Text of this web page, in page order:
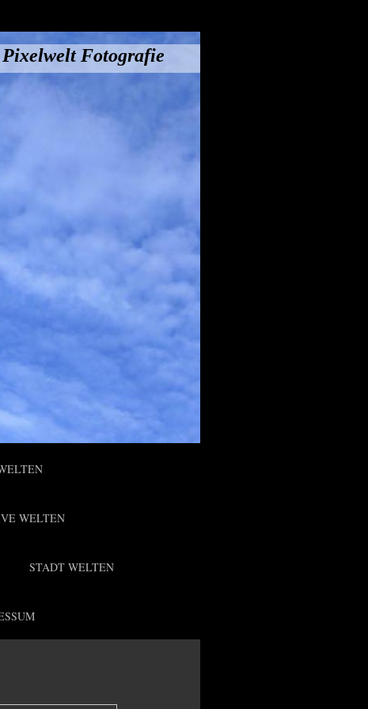
Pixelwelt Fotografie
WELTEN
STADT WELTEN